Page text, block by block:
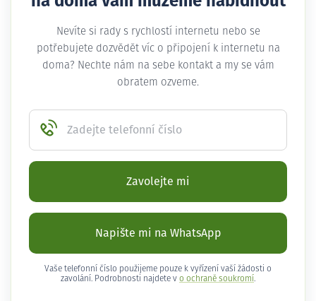
Nevíte si rady s rychlostí internetu nebo se
potřebujete dozvědět víc o připojení k internetu na
doma? Nechte nám na sebe kontakt a my se vám
obratem ozveme.
Zadejte telefonní číslo
Zavolejte mi
Napište mi na WhatsApp
Vaše telefonní číslo použijeme pouze k vyřízení vaší žádosti o
zavolání. Podrobnosti najdete v o ochraně soukromí .